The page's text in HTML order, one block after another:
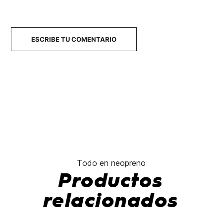
ESCRIBE TU COMENTARIO
Todo en neopreno
Productos
relacionados